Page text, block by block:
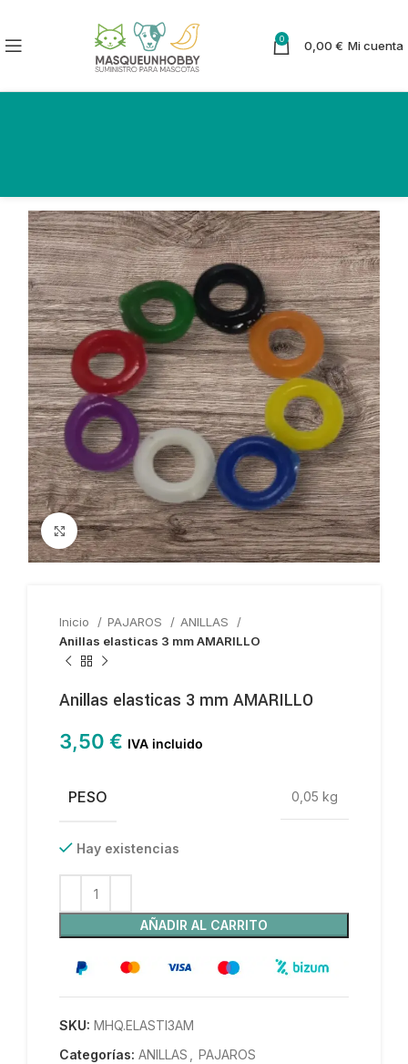
0 0,00 € Mi cuenta
Haga clic para ampliar
Inicio PAJAROS
ANILLAS
Anillas elasticas 3 mm AMARILLO
Anillas elasticas 3 mm AMARILLO
3,50 € IVA incluido
PESO 0,05 kg
Hay existencias
AÑADIR AL CARRITO
SKU: MHQ.ELASTI3AM
Categorías: ANILLAS
PAJAROS